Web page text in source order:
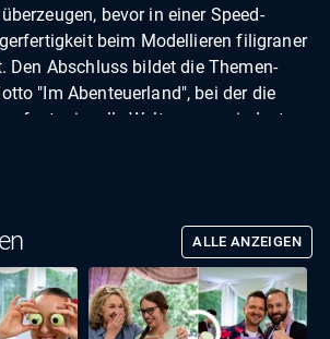
bevor in einer Speed-
beim Modellieren filigraner
Den Abschluss bildet die Themen-
"Im Abenteuerland", bei der die
fantasievolle Welten aus mindestens
erschaffen. Wer mit Handwerkskunst,
ALLE ANZEIGEN